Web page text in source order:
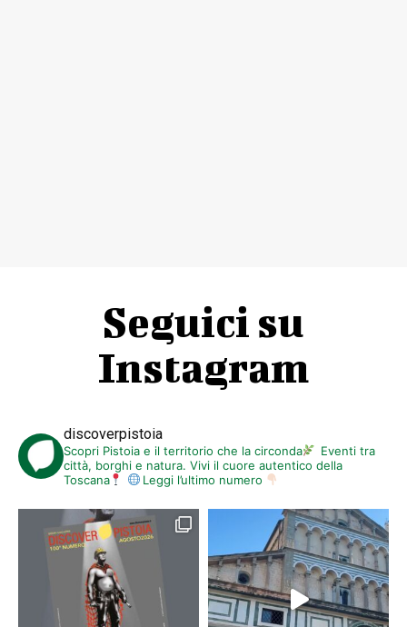
Seguici su
Instagram
discoverpistoia
Scopri Pistoia e il territorio che la circonda
Eventi tra
città, borghi e natura. Vivi il cuore autentico della
Toscana
Leggi l’ultimo numero